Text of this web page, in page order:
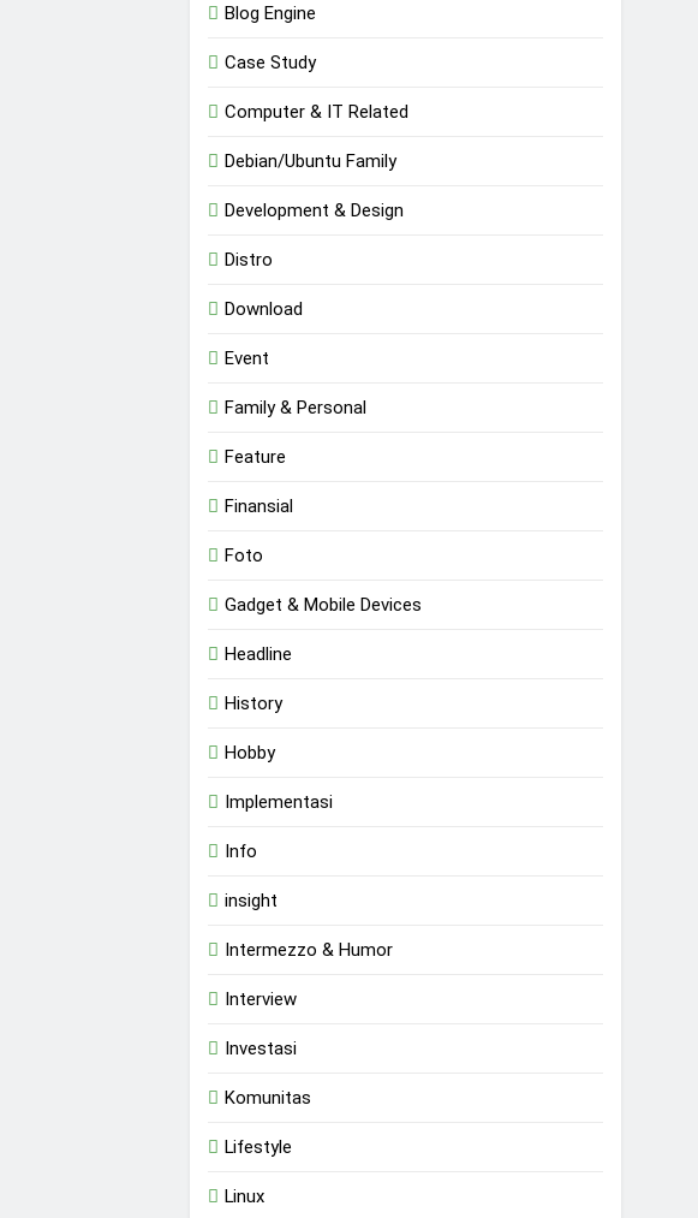
Blog Engine
Case Study
Computer & IT Related
Debian/Ubuntu Family
Development & Design
Distro
Download
Event
Family & Personal
Feature
Finansial
Foto
Gadget & Mobile Devices
Headline
History
Hobby
Implementasi
Info
insight
Intermezzo & Humor
Interview
Investasi
Komunitas
Lifestyle
Linux